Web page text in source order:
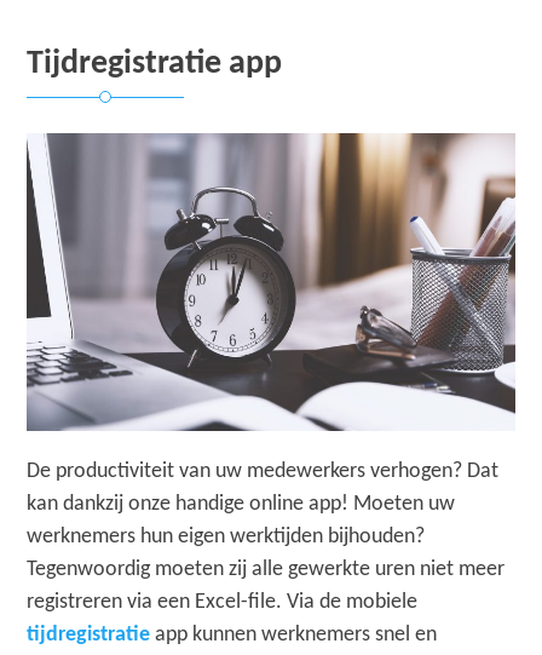
Tijdregistratie app
De productiviteit van uw medewerkers verhogen? Dat
kan dankzij onze handige online app! Moeten uw
werknemers hun eigen werktijden bijhouden?
Tegenwoordig moeten zij alle gewerkte uren niet meer
registreren via een Excel-file. Via de mobiele
tijdregistratie app kunnen werknemers snel en